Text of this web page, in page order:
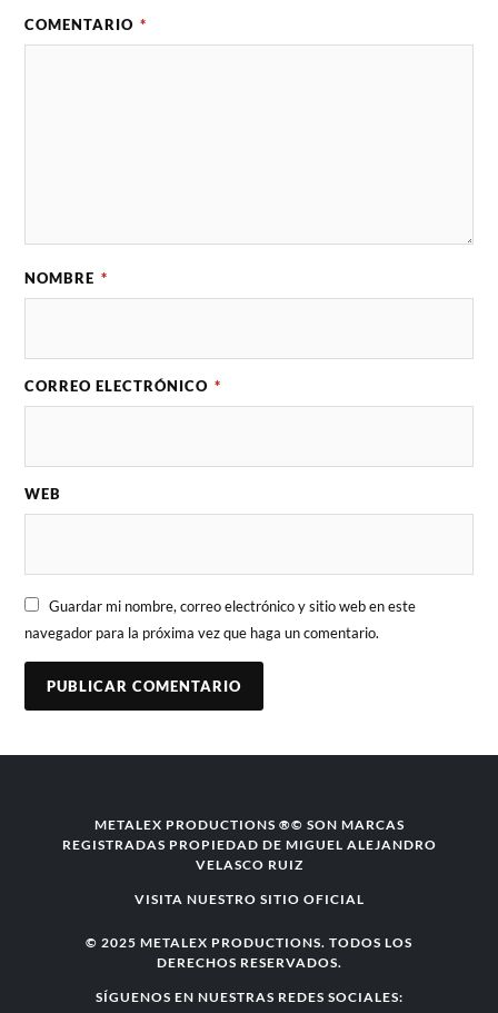
COMENTARIO *
NOMBRE *
CORREO ELECTRÓNICO *
WEB
Guardar mi nombre, correo electrónico y sitio web en este
navegador para la próxima vez que haga un comentario.
METALEX PRODUCTIONS ®© SON MARCAS
REGISTRADAS PROPIEDAD DE MIGUEL ALEJANDRO
VELASCO RUIZ
VISITA NUESTRO SITIO OFICIAL
© 2025 METALEX PRODUCTIONS. TODOS LOS
DERECHOS RESERVADOS.
SÍGUENOS EN NUESTRAS REDES SOCIALES: